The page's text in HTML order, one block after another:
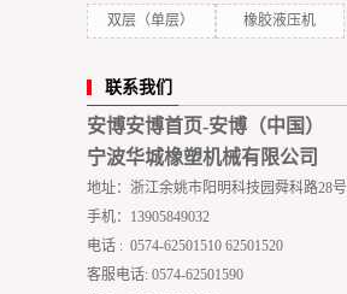
双层（单层） 橡胶液压机
联系我们
安博安博首页-安博（中国）
宁波华城橡塑机械有限公司
地址：浙江余姚市阳明科技园舜科路28号
手机：13905849032
电话 : 0574-62501510 62501520
客服电话: 0574-62501590